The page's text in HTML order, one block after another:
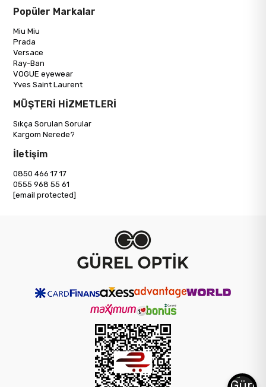
Popüler Markalar
Miu Miu
Prada
Versace
Ray-Ban
VOGUE eyewear
Yves Saint Laurent
MÜŞTERİ HİZMETLERİ
Sıkça Sorulan Sorular
Kargom Nerede?
İletişim
0850 466 17 17
0555 968 55 61
[email protected]